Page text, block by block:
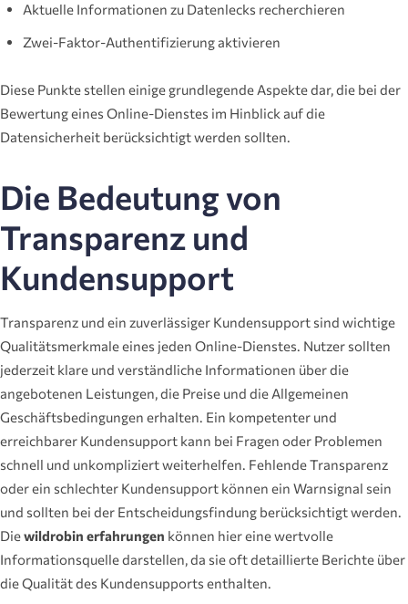
Aktuelle Informationen zu Datenlecks recherchieren
Zwei-Faktor-Authentifizierung aktivieren
Diese Punkte stellen einige grundlegende Aspekte dar, die bei der
Bewertung eines Online-Dienstes im Hinblick auf die
Datensicherheit berücksichtigt werden sollten.
Die Bedeutung von
Transparenz und
Kundensupport
Transparenz und ein zuverlässiger Kundensupport sind wichtige
Qualitätsmerkmale eines jeden Online-Dienstes. Nutzer sollten
jederzeit klare und verständliche Informationen über die
angebotenen Leistungen, die Preise und die Allgemeinen
Geschäftsbedingungen erhalten. Ein kompetenter und
erreichbarer Kundensupport kann bei Fragen oder Problemen
schnell und unkompliziert weiterhelfen. Fehlende Transparenz
oder ein schlechter Kundensupport können ein Warnsignal sein
und sollten bei der Entscheidungsfindung berücksichtigt werden.
Diewildrobin erfahrungen können hier eine wertvolle
Informationsquelle darstellen, da sie oft detaillierte Berichte über
die Qualität des Kundensupports enthalten.